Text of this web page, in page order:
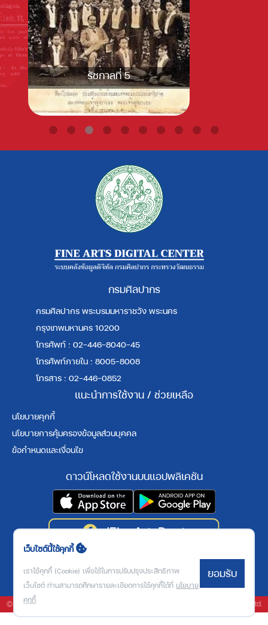
รัชกาลที่ 5
เว็บไซต์นี้ใช้คุกกี้
เราใช้คุกกี้ (Cookie) เพื่อใช้ในการปรับปรุงประสิทธิภาพ
เว็บไซต์ ท่านสามารถศึกษารายละเอียดการใช้คุกกี้ได้ที่นโยบาย
คุกกี้
ยอมรับ
กรมศิลปากร
กรมศิลปากร พระบรมมหาราชวัง พระนคร
กรุงเทพมหานคร 10200
โทรศัพท์ : 02-446-8040-45
โทรศัพท์ภายใน : 8005-8008
โทรสาร : 02-446-0852
แนะนำการใช้งาน / ช่วยเหลือ
นโยบายคุกกี้
นโยบายการคุ้มครองข้อมูลส่วนบุคคล
ข้อกำหนดและเงื่อนไข
ดาวน์โหลดใช้งานบนแอปพลิเคชัน
3 9 1 2 6 3
© Fine Arts Digital Center. All Right reserved Powered by Bookdose Co., Ltd.
นโยบายการคุ้มครองข้อมูลส่วนบุคคล
ข้อกำหนดและเงื่อนไข